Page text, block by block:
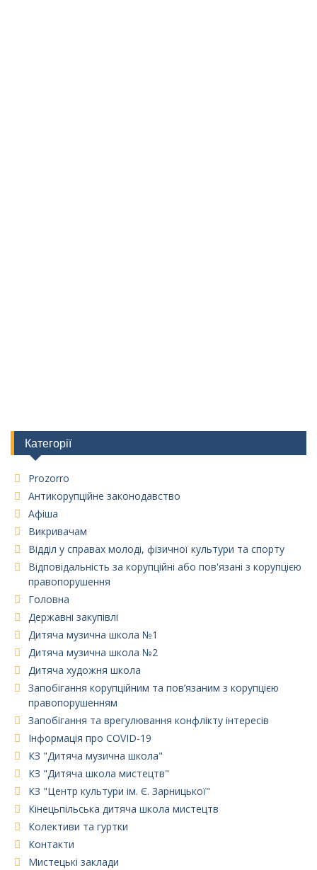
Категорії
Prozorro
Антикорупційне законодавство
Афіша
Викривачам
Відділ у справах молоді, фізичної культури та спорту
Відповідальність за корупційні або пов'язані з корупцією
правопорушення
Головна
Державні закупівлі
Дитяча музична школа №1
Дитяча музична школа №2
Дитяча художня школа
Запобігання корупційним та пов’язаним з корупцією
правопорушенням
Запобігання та врегулювання конфлікту інтересів
Інформація про COVID-19
КЗ "Дитяча музична школа"
КЗ "Дитяча школа мистецтв"
КЗ "Центр культури ім. Є. Зарницької"
Кінецьпільська дитяча школа мистецтв
Колективи та гуртки
Контакти
Мистецькі заклади